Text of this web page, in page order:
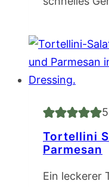
5
Tortellini
Parmesan
Ein leckerer